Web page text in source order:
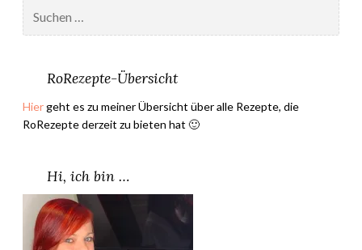
nach:
RoRezepte-Übersicht
Hiergeht es zu meiner Übersicht über alle Rezepte, die
RoRezepte derzeit zu bieten hat 🙂
Hi, ich bin …